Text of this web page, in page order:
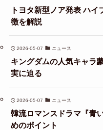
トヨタ新型ノア発表 ハ
徴を解説
2026-05-07 ニュース
キングダムの人気キャラ
実に迫る
2026-05-07 ニュース
韓流ロマンスドラマ『青
めのポイント